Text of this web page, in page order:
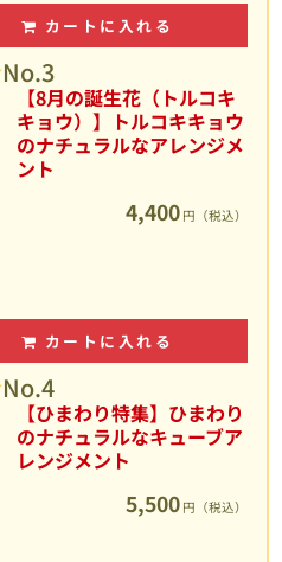
カートに入れる
No.3
【8月の誕生花（トルコキ
キョウ）】トルコキキョウ
のナチュラルなアレンジメ
ント
4,400 円（税込）
カートに入れる
No.4
【ひまわり特集】ひまわり
のナチュラルなキューブア
レンジメント
5,500 円（税込）